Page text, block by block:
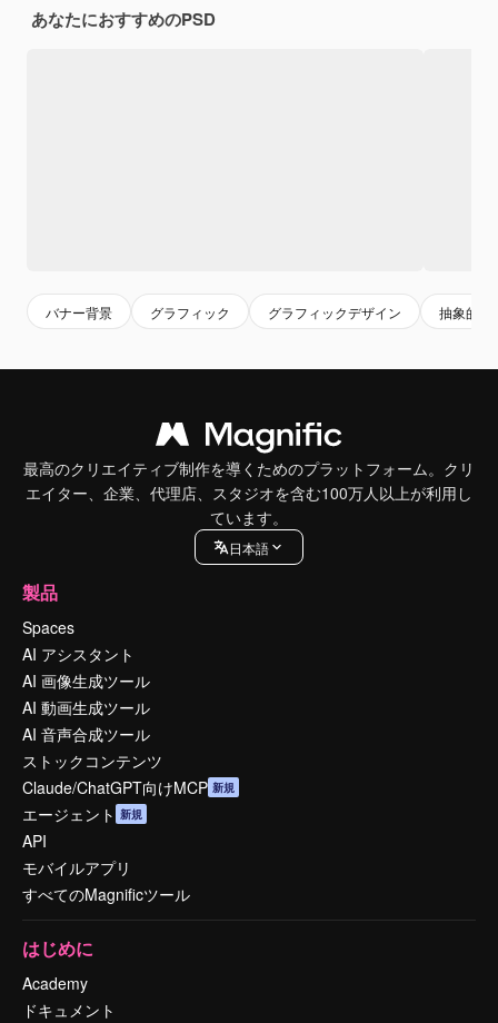
あなたにおすすめのPSD
バナー背景 グラフィック グラフィックデザイン 抽象的な
最高のクリエイティブ制作を導くためのプラットフォーム。クリ
エイター、企業、代理店、スタジオを含む100万人以上が利用し
ています。
日本語
製品
Spaces
AI アシスタント
AI 画像生成ツール
AI 動画生成ツール
AI 音声合成ツール
ストックコンテンツ
Claude/ChatGPT向けMCP 新規
エージェント 新規
API
モバイルアプリ
すべてのMagnificツール
はじめに
Academy
ドキュメント